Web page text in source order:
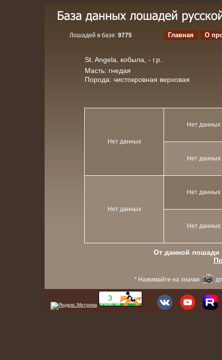
Лошадей в базе: 9775 Главная О
St. Angela, кобыла, - г.р.
Масть: гнедая
Порода: чистокровная верховая
Нет данных
Нет данных
Нет данных
Нет данных
Нет данных
Нет данных
От данной лошади
* Нажимайте на значки